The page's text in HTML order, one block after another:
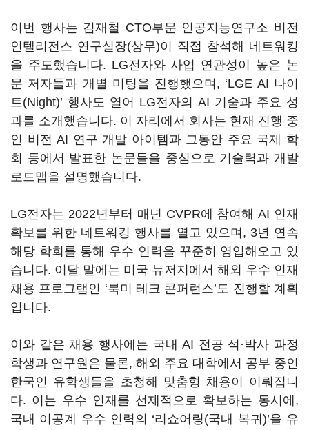
이번 행사는 김재철 CTO부문 인공지능연구소 비전
인텔리전스 연구실장(상무)이 직접 참석해 네트워킹
을 주도했습니다. LG전자와 사업 연관성이 높은 논
문 저자들과 개별 미팅을 진행했으며, ‘LGE AI 나이
트(Night)’ 행사도 열어 LG전자의 AI 기술과 주요 성
과를 소개했습니다. 이 자리에서 회사는 현재 진행 중
인 비전 AI 연구 개발 아이템과 그동안 주요 국제 학
회 등에서 발표한 논문들을 중심으로 기술력과 개발
로드맵을 설명했습니다.
LG전자는 2022년부터 매년 CVPR에 참여해 AI 인재
확보를 위한 네트워킹 행사를 열고 있으며, 3년 연속
해당 학회를 통해 우수 인력을 꾸준히 영입해오고 있
습니다. 이달 말에는 미국 뉴저지에서 해외 우수 인재
채용 프로그램인 ‘북미 테크 콘퍼런스’도 진행할 계획
입니다.
이와 같은 채용 행사에는 국내 AI 전공 석·박사 과정
학생과 연구원은 물론, 해외 주요 대학에서 공부 중인
한국인 유학생들을 초청해 맞춤형 채용이 이뤄집니
다. 이는 우수 인재를 선제적으로 확보하는 동시에,
국내 이공계 우수 인력의 ‘리쇼어링(국내 복귀)’을 유